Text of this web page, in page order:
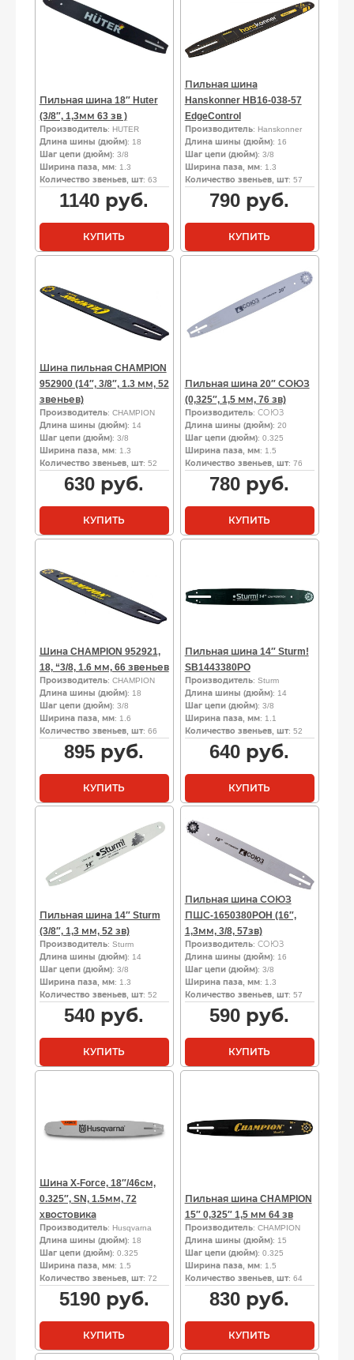
Пильная шина 18″ Huter
(3/8″, 1,3мм 63 зв )
Производитель: HUTER
Длина шины (дюйм): 18
Шаг цепи (дюйм): 3/8
Ширина паза, мм: 1.3
Количество звеньев, шт: 63
1140 руб.
КУПИТЬ
Пильная шина
Hanskonner HB16-038-57
EdgeControl
Производитель: Hanskonner
Длина шины (дюйм): 16
Шаг цепи (дюйм): 3/8
Ширина паза, мм: 1.3
Количество звеньев, шт: 57
790 руб.
КУПИТЬ
Шина пильная CHAMPION
952900 (14″, 3/8″, 1.3 мм, 52
звеньев)
Производитель: CHAMPION
Длина шины (дюйм): 14
Шаг цепи (дюйм): 3/8
Ширина паза, мм: 1.3
Количество звеньев, шт: 52
630 руб.
КУПИТЬ
Пильная шина 20″ СОЮЗ
(0,325″, 1,5 мм, 76 зв)
Производитель: СОЮЗ
Длина шины (дюйм): 20
Шаг цепи (дюйм): 0.325
Ширина паза, мм: 1.5
Количество звеньев, шт: 76
780 руб.
КУПИТЬ
Шина CHAMPION 952921,
18, “3/8, 1.6 мм, 66 звеньев
Производитель: CHAMPION
Длина шины (дюйм): 18
Шаг цепи (дюйм): 3/8
Ширина паза, мм: 1.6
Количество звеньев, шт: 66
895 руб.
КУПИТЬ
Пильная шина 14″ Sturm!
SB1443380PO
Производитель: Sturm
Длина шины (дюйм): 14
Шаг цепи (дюйм): 3/8
Ширина паза, мм: 1.1
Количество звеньев, шт: 52
640 руб.
КУПИТЬ
Пильная шина 14″ Sturm
(3/8″, 1,3 мм, 52 зв)
Производитель: Sturm
Длина шины (дюйм): 14
Шаг цепи (дюйм): 3/8
Ширина паза, мм: 1.3
Количество звеньев, шт: 52
540 руб.
КУПИТЬ
Пильная шина СОЮЗ
ПШС-1650380POH (16″,
1,3мм, 3/8, 57зв)
Производитель: СОЮЗ
Длина шины (дюйм): 16
Шаг цепи (дюйм): 3/8
Ширина паза, мм: 1.3
Количество звеньев, шт: 57
590 руб.
КУПИТЬ
Шина X-Force, 18″/46см,
0.325″, SN, 1.5мм, 72
хвостовика
Производитель: Husqvarna
Длина шины (дюйм): 18
Шаг цепи (дюйм): 0.325
Ширина паза, мм: 1.5
Количество звеньев, шт: 72
5190руб.
КУПИТЬ
Пильная шина CHAMPION
15″ 0,325″ 1,5 мм 64 зв
Производитель: CHAMPION
Длина шины (дюйм): 15
Шаг цепи (дюйм): 0.325
Ширина паза, мм: 1.5
Количество звеньев, шт: 64
830 руб.
КУПИТЬ